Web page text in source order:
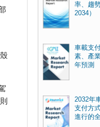
率、趨
2034）
車載支
素、產
年預測
2032年
支付方
進行的